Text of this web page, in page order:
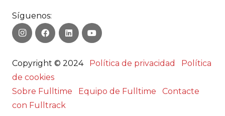
Síguenos:
Copyright © 2024 Política de privacidad
Política
de cookies
Sobre Fulltime
Equipo de Fulltime
Contacte
con Fulltrack